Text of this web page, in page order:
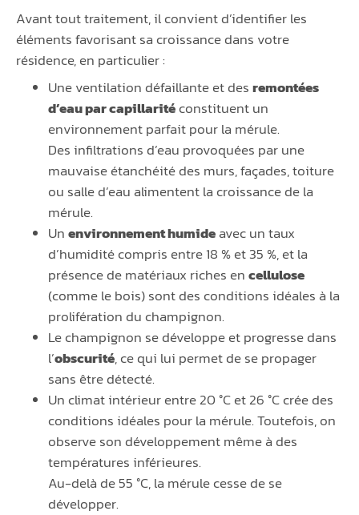
Avant tout traitement, il convient d’identifier les
éléments favorisant sa croissance dans votre
résidence, en particulier :
Une ventilation défaillante et desremontées
d’eau par capillaritéconstituent un
environnement parfait pour la mérule.
Des infiltrations d’eau provoquées par une
mauvaise étanchéité des murs, façades, toiture
ou salle d’eau alimentent la croissance de la
mérule.
Unenvironnement humideavec un taux
d’humidité compris entre 18 % et 35 %, et la
présence de matériaux riches encellulose
(comme le bois) sont des conditions idéales à la
prolifération du champignon.
Le champignon se développe et progresse dans
l’obscurité, ce qui lui permet de se propager
sans être détecté.
Un climat intérieur entre 20 °C et 26 °C crée des
conditions idéales pour la mérule. Toutefois, on
observe son développement même à des
températures inférieures.
Au-delà de 55 °C, la mérule cesse de se
développer.